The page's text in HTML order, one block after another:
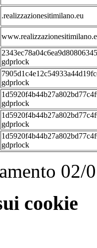
.realizzazionesitimilano.eu
gdprlock
gdprlock
gdprlock
gdprlock
gdprlock
02/
cookie